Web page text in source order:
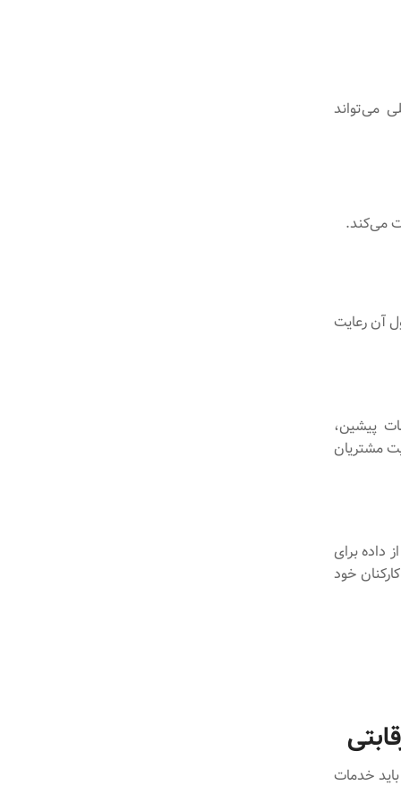
می‌تواند
می‌کند.
آن رعایت
پیشین،
مشتریان
داده برای
خود
خدمات